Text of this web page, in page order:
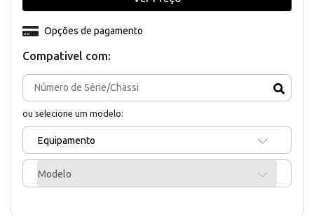
Compativel com:
ou selecione um modelo:
Equipamento
Modelo
Opções de pagamento